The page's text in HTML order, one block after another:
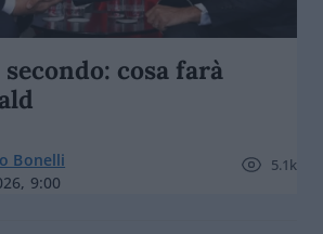
cosa farà
Bonelli
9:00
5.1k